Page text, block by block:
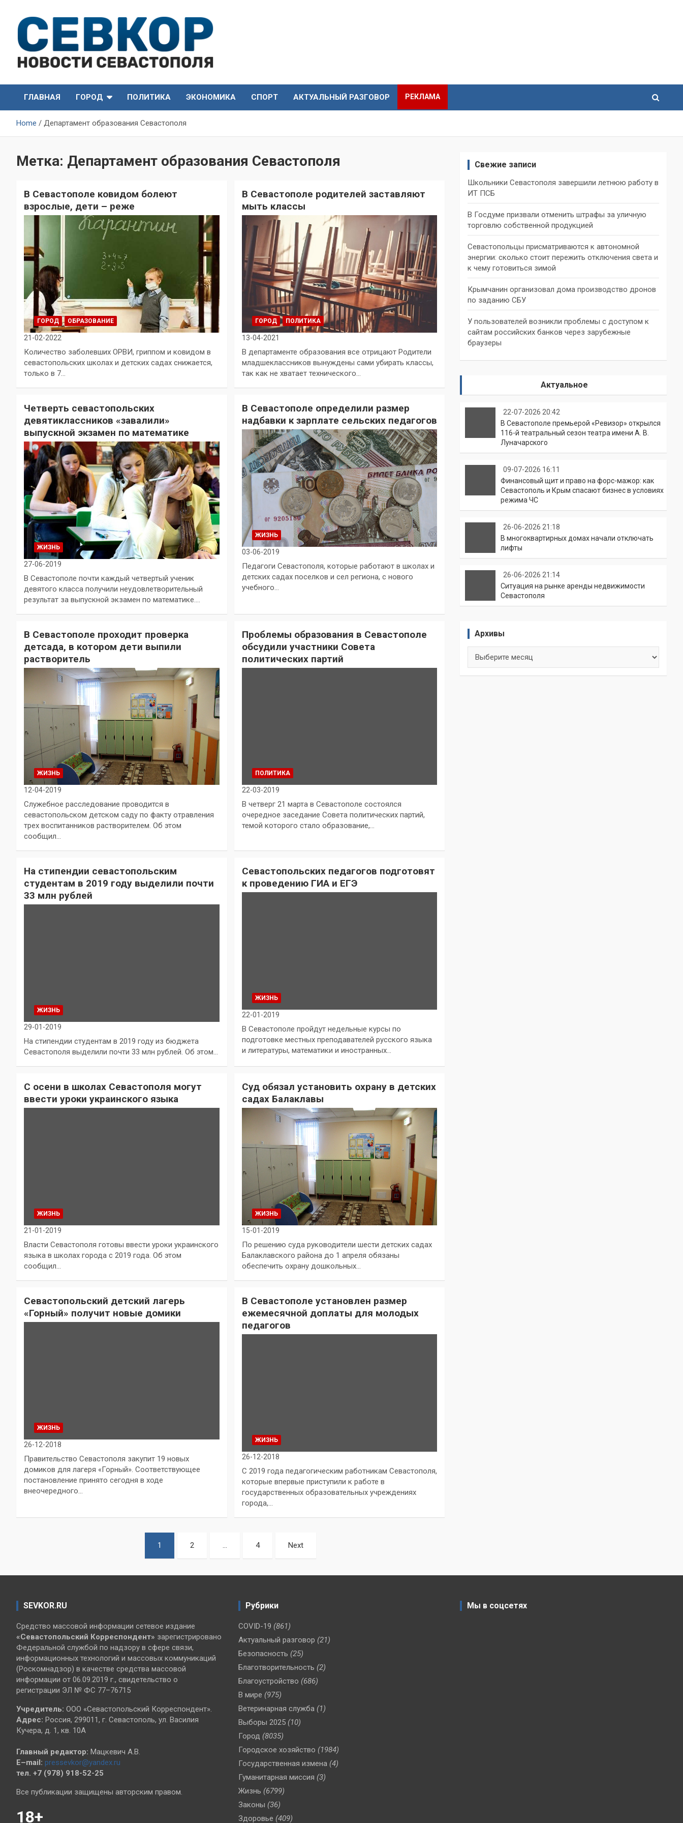
content
СевКор — Новости
Севастополя
Севастополя
ГЛАВНАЯ
ГОРОД ПОЛИТИКА ЭКОНОМИКА СПОРТ АКТУАЛЬНЫЙ РАЗГОВОР РЕКЛАМА
Home Департамент образования Севастополя
Метка: Департамент образования Севастополя
В Севастополе ковидом болеют
взрослые, дети – реже
ГОРОД ОБРАЗОВАНИЕ
21-02-2022
Количество заболевших ОРВИ, гриппом и ковидом в
севастопольских школах и детских садах снижается,
только в 7…
В Севастополе родителей заставляют
мыть классы
ГОРОД ПОЛИТИКА
13-04-2021
В департаменте образования все отрицают Родители
младшеклассников вынуждены сами убирать классы,
так как не хватает технического…
Четверть севастопольских
девятиклассников «завалили»
выпускной экзамен по математике
ЖИЗНЬ
27-06-2019
В Севастополе почти каждый четвертый ученик
девятого класса получили неудовлетворительный
результат за выпускной экзамен по математике.…
В Севастополе определили размер
надбавки к зарплате сельских педагогов
ЖИЗНЬ
03-06-2019
Педагоги Севастополя, которые работают в школах и
детских садах поселков и сел региона, с нового
учебного…
В Севастополе проходит проверка
детсада, в котором дети выпили
растворитель
ЖИЗНЬ
12-04-2019
Служебное расследование проводится в
севастопольском детском саду по факту отравления
трех воспитанников растворителем. Об этом
сообщил…
Проблемы образования в Севастополе
обсудили участники Совета
политических партий
ПОЛИТИКА
22-03-2019
В четверг 21 марта в Севастополе состоялся
очередное заседание Совета политических партий,
темой которого стало образование,…
На стипендии севастопольским
студентам в 2019 году выделили почти
33 млн рублей
ЖИЗНЬ
29-01-2019
На стипендии студентам в 2019 году из бюджета
Севастополя выделили почти 33 млн рублей. Об этом…
Севастопольских педагогов подготовят
к проведению ГИА и ЕГЭ
ЖИЗНЬ
22-01-2019
В Севастополе пройдут недельные курсы по
подготовке местных преподавателей русского языка
и литературы, математики и иностранных…
С осени в школах Севастополя могут
ввести уроки украинского языка
ЖИЗНЬ
21-01-2019
Власти Севастополя готовы ввести уроки украинского
языка в школах города с 2019 года. Об этом
сообщил…
Суд обязал установить охрану в детских
садах Балаклавы
ЖИЗНЬ
15-01-2019
По решению суда руководители шести детских садах
Балаклавского района до 1 апреля обязаны
обеспечить охрану дошкольных…
Севастопольский детский лагерь
«Горный» получит новые домики
ЖИЗНЬ
26-12-2018
Правительство Севастополя закупит 19 новых
домиков для лагеря «Горный». Соответствующее
постановление принято сегодня в ходе
внеочередного…
В Севастополе установлен размер
ежемесячной доплаты для молодых
педагогов
ЖИЗНЬ
26-12-2018
С 2019 года педагогическим работникам Севастополя,
которые впервые приступили к работе в
государственных образовательных учреждениях
города,…
1 2 … 4 Next
Свежие записи
Школьники Севастополя завершили летнюю работу в
ИТ ПСБ
В Госдуме призвали отменить штрафы за уличную
торговлю собственной продукцией
Севастопольцы присматриваются к автономной
энергии: сколько стоит пережить отключения света и
к чему готовиться зимой
Крымчанин организовал дома производство дронов
по заданию СБУ
У пользователей возникли проблемы с доступом к
сайтам российских банков через зарубежные
браузеры
Актуальное
22-07-2026 20:42
В Севастополе премьерой «Ревизор» открылся
116-й театральный сезон театра имени А. В.
Луначарского
09-07-2026 16:11
Финансовый щит и право на форс-мажор: как
Севастополь и Крым спасают бизнес в условиях
режима ЧС
26-06-2026 21:18
В многоквартирных домах начали отключать
лифты
26-06-2026 21:14
Ситуация на рынке аренды недвижимости
Севастополя
Архивы
SEVKOR.RU
Средство массовой информации сетевое издание
«Севастопольский Корреспондент» зарегистрировано
Федеральной службой по надзору в сфере связи,
информационных технологий и массовых коммуникаций
(Роскомнадзор) в качестве средства массовой
информации от 06.09.2019 г., свидетельство о
регистрации ЭЛ № ФС 77–76715
Учредитель: ООО «Севастопольский Корреспондент».
Адрес: Россия, 299011, г. Севастополь, ул. Василия
Кучера, д. 1, кв. 10А
Главный редактор: Мацкевич А.В.
E–mail: pressevkor@yandex.ru
тел. +7 (978) 918-52-25
Все публикации защищены авторским правом.
18+
Рубрики
COVID-19 (861)
Актуальный разговор (21)
Безопасность (25)
Благотворительность (2)
Благоустройство (686)
В мире (975)
Ветеринарная служба (1)
Выборы 2025 (10)
Город (8035)
Городское хозяйство (1984)
Государственная измена (4)
Гуманитарная миссия (3)
Жизнь (6799)
Законы (36)
Здоровье (409)
Мы в соцсетях